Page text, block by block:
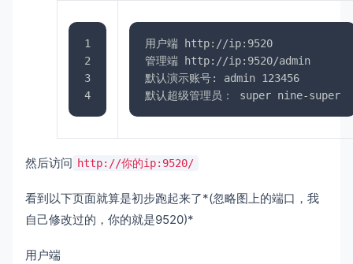
1
2
3
4
用户端 http://ip:9520
管理端 http://ip:9520/admin
默认演示账号: admin 123456
默认超级管理员： super nine-super
然后访问 http://你的ip:9520/
看到以下页面就算是初步跑起来了*(忽略图上的端口，我
自己修改过的，你的就是9520)*
用户端